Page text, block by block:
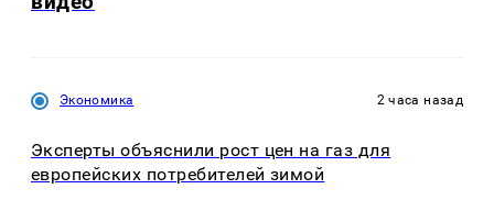
Экономика 2 часа назад
Эксперты объяснили рост цен на газ для
европейских потребителей зимой